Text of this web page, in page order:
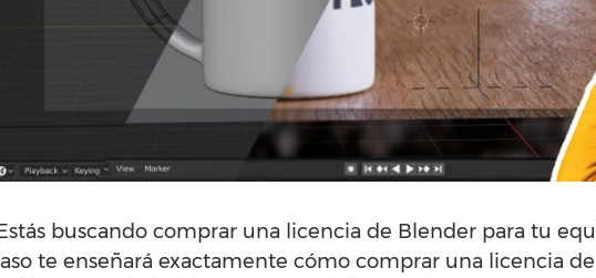
buscando comprar una licencia de Blender para tu
te enseñará exactamente cómo comprar una licencia